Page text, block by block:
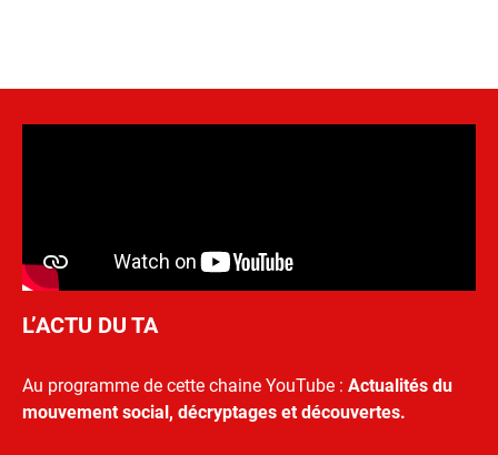
L’ACTU DU TA
Au programme de cette chaine YouTube : Actualités du
mouvement social, décryptages et découvertes.